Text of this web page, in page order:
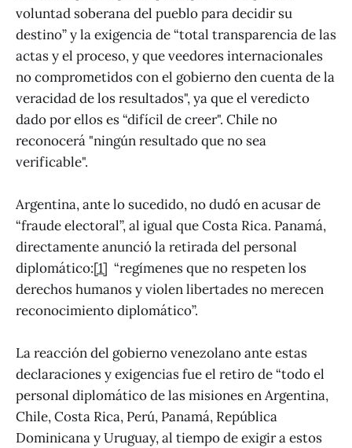
voluntad soberana del pueblo para decidir su
destino” y la exigencia de “total transparencia de las
actas y el proceso, y que veedores internacionales
no comprometidos con el gobierno den cuenta de la
veracidad de los resultados", ya que el veredicto
dado por ellos es “difícil de creer". Chile no
reconocerá "ningún resultado que no sea
verificable".
Argentina, ante lo sucedido, no dudó en acusar de
“fraude electoral”, al igual que Costa Rica. Panamá,
directamente anunció la retirada del personal
diplomático:[1] “regímenes que no respeten los
derechos humanos y violen libertades no merecen
reconocimiento diplomático”.
La reacción del gobierno venezolano ante estas
declaraciones y exigencias fue el retiro de “todo el
personal diplomático de las misiones en Argentina,
Chile, Costa Rica, Perú, Panamá, República
Dominicana y Uruguay, al tiempo de exigir a estos